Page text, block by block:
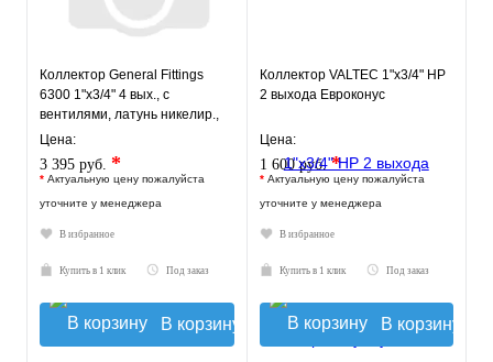
Коллектор General Fittings
6300 1"х3/4" 4 вых., c
вентилями, латунь никелир.,
красный
Цена:
3 395 руб. *
* Актуальную цену пожалуйста
уточните у менеджера
В избранное
Купить в 1 клик Под заказ
В корзину
Коллектор VALTEC 1"х3/4" НР
2 выхода Евроконус
Цена:
1 600 руб.*
* Актуальную цену пожалуйста
уточните у менеджера
В избранное
Купить в 1 клик Под заказ
В корзину